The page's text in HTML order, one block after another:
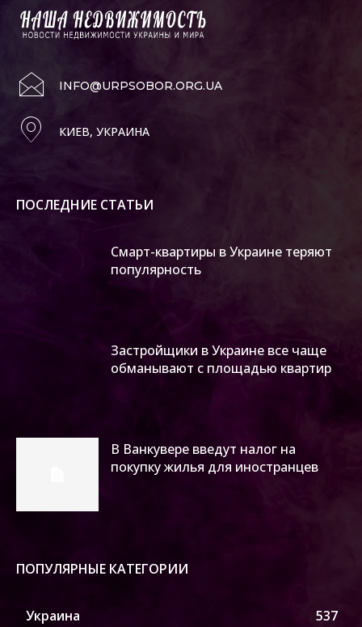
INFO@URPSOBOR.ORG.UA
КИЕВ, УКРАИНА
ПОСЛЕДНИЕ СТАТЬИ
Смарт-квартиры в Украине теряют
популярность
Застройщики в Украине все чаще
обманывают с площадью квартир
В Ванкувере введут налог на
покупку жилья для иностранцев
ПОПУЛЯРНЫЕ КАТЕГОРИИ
Украина 537